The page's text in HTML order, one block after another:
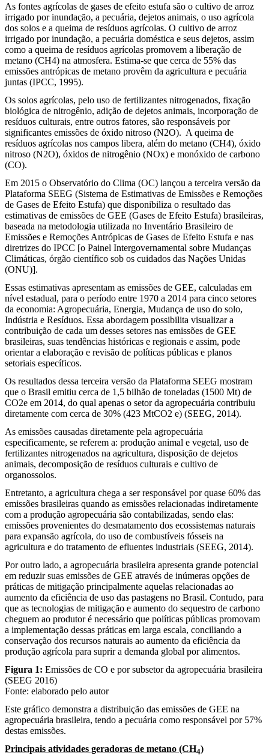
As fontes agrícolas de gases de efeito estufa são o cultivo de arroz
irrigado por inundação, a pecuária, dejetos animais, o uso agrícola
dos solos e a queima de resíduos agrícolas. O cultivo de arroz
irrigado por inundação, a pecuária doméstica e seus dejetos, assim
como a queima de resíduos agrícolas promovem a liberação de
metano (CH4) na atmosfera. Estima-se que cerca de 55% das
emissões antrópicas de metano provêm da agricultura e pecuária
juntas (IPCC, 1995).
Os solos agrícolas, pelo uso de fertilizantes nitrogenados, fixação
biológica de nitrogênio, adição de dejetos animais, incorporação de
resíduos culturais, entre outros fatores, são responsáveis por
significantes emissões de óxido nitroso (N2O). A queima de
resíduos agrícolas nos campos libera, além do metano (CH4), óxido
nitroso (N2O), óxidos de nitrogênio (NOx) e monóxido de carbono
(CO).
Em 2015 o Observatório do Clima (OC) lançou a terceira versão da
Plataforma SEEG (Sistema de Estimativas de Emissões e Remoções
de Gases de Efeito Estufa) que disponibiliza o resultado das
estimativas de emissões de GEE (Gases de Efeito Estufa) brasileiras,
baseada na metodologia utilizada no Inventário Brasileiro de
Emissões e Remoções Antrópicas de Gases de Efeito Estufa e nas
diretrizes do IPCC [o Painel Intergovernamental sobre Mudanças
Climáticas, órgão científico sob os cuidados das Nações Unidas
(ONU)].
Essas estimativas apresentam as emissões de GEE, calculadas em
nível estadual, para o período entre 1970 a 2014 para cinco setores
da economia: Agropecuária, Energia, Mudança de uso do solo,
Indústria e Resíduos. Essa abordagem possibilita visualizar a
contribuição de cada um desses setores nas emissões de GEE
brasileiras, suas tendências históricas e regionais e assim, pode
orientar a elaboração e revisão de políticas públicas e planos
setoriais específicos.
Os resultados dessa terceira versão da Plataforma SEEG mostram
que o Brasil emitiu cerca de 1,5 bilhão de toneladas (1500 Mt) de
CO2e em 2014, do qual apenas o setor da agropecuária contribuiu
diretamente com cerca de 30% (423 MtCO2 e) (SEEG, 2014).
As emissões causadas diretamente pela agropecuária
especificamente, se referem a: produção animal e vegetal, uso de
fertilizantes nitrogenados na agricultura, disposição de dejetos
animais, decomposição de resíduos culturais e cultivo de
organossolos.
Entretanto, a agricultura chega a ser responsável por quase 60% das
emissões brasileiras quando as emissões relacionadas indiretamente
com a produção agropecuária são contabilizadas, sendo elas:
emissões provenientes do desmatamento dos ecossistemas naturais
para expansão agrícola, do uso de combustíveis fósseis na
agricultura e do tratamento de efluentes industriais (SEEG, 2014).
Por outro lado, a agropecuária brasileira apresenta grande potencial
em reduzir suas emissões de GEE através de inúmeras opções de
práticas de mitigação principalmente aquelas relacionadas ao
aumento da eficiência de uso das pastagens no Brasil. Contudo, para
que as tecnologias de mitigação e aumento do sequestro de carbono
cheguem ao produtor é necessário que políticas públicas promovam
a implementação dessas práticas em larga escala, conciliando a
conservação dos recursos naturais ao aumento da eficiência da
produção agrícola para suprir a demanda global por alimentos.
Figura 1: Emissões de CO e por subsetor da agropecuária brasileira
(SEEG 2016)
Fonte: elaborado pelo autor
Este gráfico demonstra a distribuição das emissões de GEE na
agropecuária brasileira, tendo a pecuária como responsável por 57%
destas emissões.
Principais atividades geradoras de metano (CH4)